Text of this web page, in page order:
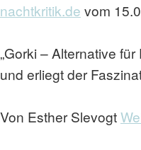
nachtkritik.de vom
„Gorki – Alternative
und erliegt der
Von Esther Slevogt